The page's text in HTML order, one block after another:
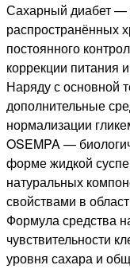
Сахарный диабет —
распространённых
постоянного
коррекции питания
Наряду с основной
дополнительные
нормализации
OSEMPA —
форме жидкой
натуральных
свойствами в
Формула средства
чувствительности
уровня сахара и